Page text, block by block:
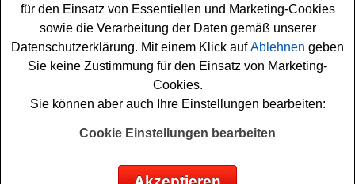
Gewinnsumme ▲ ▼ Gewinnanzahl
für den Einsatz von Essentiellen und Marketing-Cookies
sowie die Verarbeitung der Daten gemäß unserer
Datenschutzerklärung. Mit einem Klick aufAblehnen geben
Sie keine Zustimmung für den Einsatz von Marketing-
Cookies.
Sie können aber auch Ihre Einstellungen bearbeiten:
Cookie Einstellungen bearbeiten